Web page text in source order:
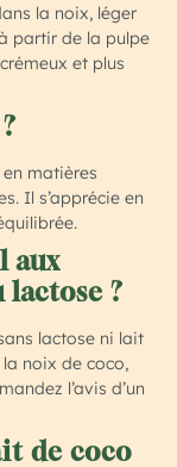
la noix, léger
partir de la pulpe
et plus
matières
Il s’apprécie en
aux
?
lactose ni lait
la noix de coco,
l’avis d’un
de coco